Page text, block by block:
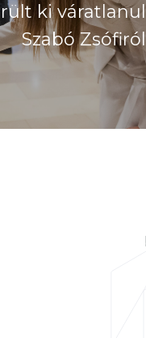
ki váratlanul
Szabó Zsófiról